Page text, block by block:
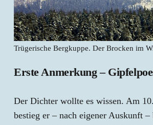
Trügerische Bergkuppe. Der Brocken im
Erste Anmerkung –
Der Dichter wollte es wissen. Am
bestieg er – nach eigener Auskunft